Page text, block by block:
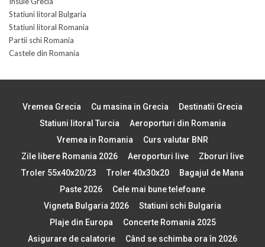
Statiuni litoral Bulgaria
Statiuni litoral Romania
Partii schi Romania
Castele din Romania
Vremea Grecia Cu masina in Grecia
Destinatii Grecia
Statiuni litoral Turcia
Aeroporturi din Romania
Vremea in Romania
Curs valutar BNR
Zile libere Romania 2026
Aeroporturi live
Zboruri live
Troler 55x40x20/23
Troler 40x30x20
Bagajul de Mana
Paste 2026
Cele mai bune telefoane
Vigneta Bulgaria 2026
Statiuni schi Bulgaria
Plaje din Europa
Concerte Romania 2025
Asigurare de calatorie
Când se schimba ora în 2026